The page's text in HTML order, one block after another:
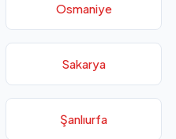
Osmaniye
Sakarya
Şanlıurfa